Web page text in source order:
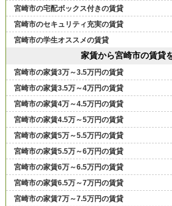
宮崎市の宅配ボックス付きの賃貸
宮崎市のセキュリティ充実の賃貸
宮崎市の学生オススメの賃貸
家賃から宮崎市の賃貸
宮崎市の家賃3万～3.5万円の賃貸
宮崎市の家賃3.5万～4万円の賃貸
宮崎市の家賃4万～4.5万円の賃貸
宮崎市の家賃4.5万～5万円の賃貸
宮崎市の家賃5万～5.5万円の賃貸
宮崎市の家賃5.5万～6万円の賃貸
宮崎市の家賃6万～6.5万円の賃貸
宮崎市の家賃6.5万～7万円の賃貸
宮崎市の家賃7万～7.5万円の賃貸